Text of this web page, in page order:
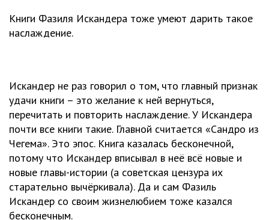
Книги Фазиля Искандера тоже умеют дарить такое
наслаждение.
Искандер не раз говорил о том, что главный признак
удачи книги – это желание к ней вернуться,
перечитать и повторить наслаждение. У Искандера
почти все книги такие. Главной считается «Сандро из
Чегема». Это эпос. Книга казалась бесконечной,
потому что Искандер вписывал в неё всё новые и
новые главы-истории (а советская цензура их
старательно вычёркивала). Да и сам Фазиль
Искандер со своим жизнелюбием тоже казался
бесконечным.